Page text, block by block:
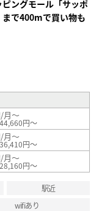
ングモール「サッポ
で400mで買い物も
月～
円～
月～
円～
月～
円～
駅近
wifiあり